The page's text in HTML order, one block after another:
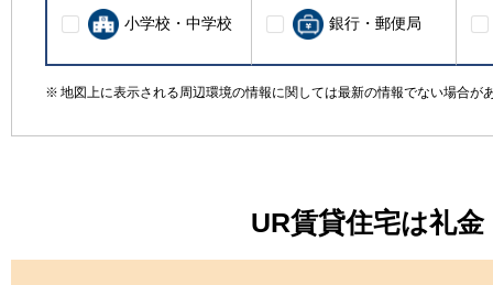
小学校・中学校 銀行・郵便局
地図上に表示される周辺環境の情報に関しては最新の情報でない場合
UR賃貸住宅は礼